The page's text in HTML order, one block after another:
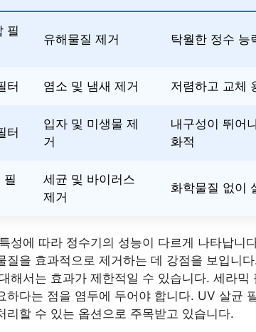
필
유해물질 제거 탁월한 정수 능
터 염소 및 냄새 제거 저렴하고 교체
터
입자 및 미생물 제
거
내구성이 뛰어
화적
필
세균 및 바이러스
제거
화학물질 없이
성에 따라 정수기의 성능이 다르게 나타납니
질을 효과적으로 제거하는 데 강점을 보입니
해서는 효과가 제한적일 수 있습니다. 세라
하다는 점을 염두에 두어야 합니다. UV 살균
리할 수 있는 옵션으로 주목받고 있습니다.